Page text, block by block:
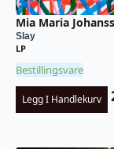
Mia Maria
Slay
LP
Bestillingsvare
Legg I Handlekurv